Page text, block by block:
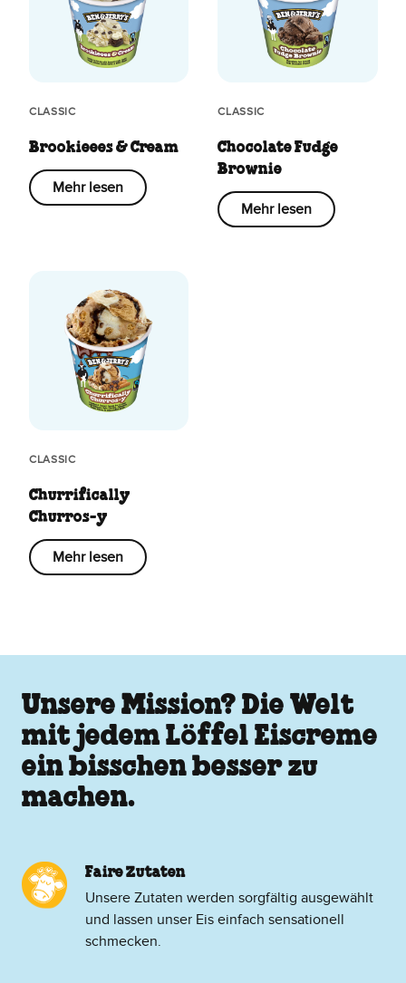
CLASSIC
Brookieees & Cream
Mehr lesen
CLASSIC
Chocolate Fudge
Brownie
Mehr lesen
CLASSIC
Churrifically
Churros-y
Mehr lesen
Unsere Mission? Die Welt
mit jedem Löffel Eiscreme
ein bisschen besser zu
machen.
Faire Zutaten
Unsere Zutaten werden sorgfältig ausgewählt
und lassen unser Eis einfach sensationell
schmecken.